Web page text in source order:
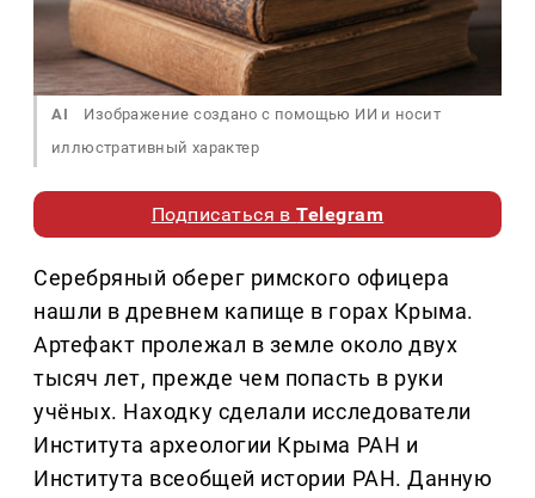
AI
Изображение создано с помощью ИИ и носит
иллюстративный характер
Подписаться вTelegram
Серебряный оберег римского офицера
нашли в древнем капище в горах Крыма.
Артефакт пролежал в земле около двух
тысяч лет, прежде чем попасть в руки
учёных. Находку сделали исследователи
Института археологии Крыма РАН и
Института всеобщей истории РАН. Данную